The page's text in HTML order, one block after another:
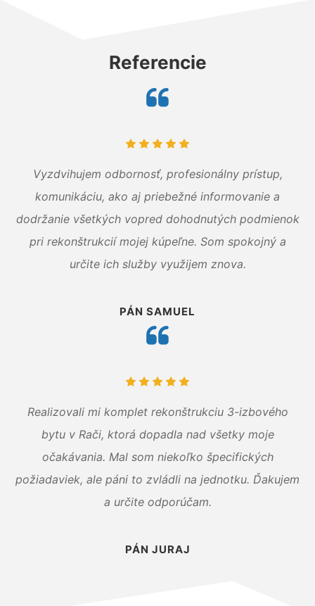
Referencie
Vyzdvihujem odbornosť, profesionálny prístup,
komunikáciu, ako aj priebežné informovanie a
dodržanie všetkých vopred dohodnutých podmienok
pri rekonštrukcií mojej kúpeľne. Som spokojný a
určite ich služby využijem znova.
PÁN SAMUEL
Realizovali mi komplet rekonštrukciu 3-izbového
bytu v Rači, ktorá dopadla nad všetky moje
očakávania. Mal som niekoľko špecifických
požiadaviek, ale páni to zvládli na jednotku. Ďakujem
a určite odporúčam.
PÁN JURAJ